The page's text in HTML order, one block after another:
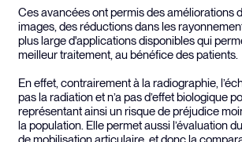
Ces avancées ont permis des améliorations
images, des réductions dans les
plus large d'applications disponibles qui
meilleur traitement, au bénéfice des patients.
En effet, contrairement à la radiographie,
pas la radiation et n’a pas d’effet biologique
représentant ainsi un risque de préjudice
la population. Elle permet aussi l’évaluation